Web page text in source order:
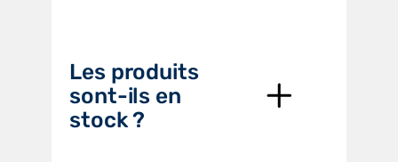
Les produits
sont-ils en
stock ?